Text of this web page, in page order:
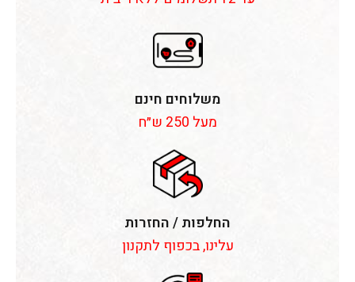
משלוחים חינם
מעל 250 ש״ח
החלפות / החזרות
עלינו, בכפוף לתקנון